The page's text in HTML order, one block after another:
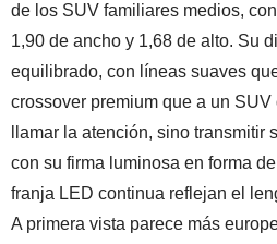
de los SUV familiares medios,
1,90 de ancho y 1,68 de alto. Su
equilibrado, con líneas suaves
crossover premium que a un
llamar la atención, sino transmitir
con su firma luminosa en forma
franja LED continua reflejan el
A primera vista parece más